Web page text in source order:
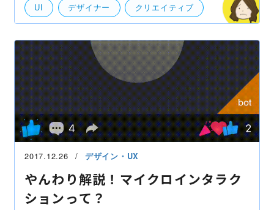
UI デザイナー クリエイティブ
アプリ開発 デザイン フォント
デザインツール Andoroid
UI・UXデザイン
2017.12.26 デザイン・UX
やんわり解説！マイクロインタラク
ションって？